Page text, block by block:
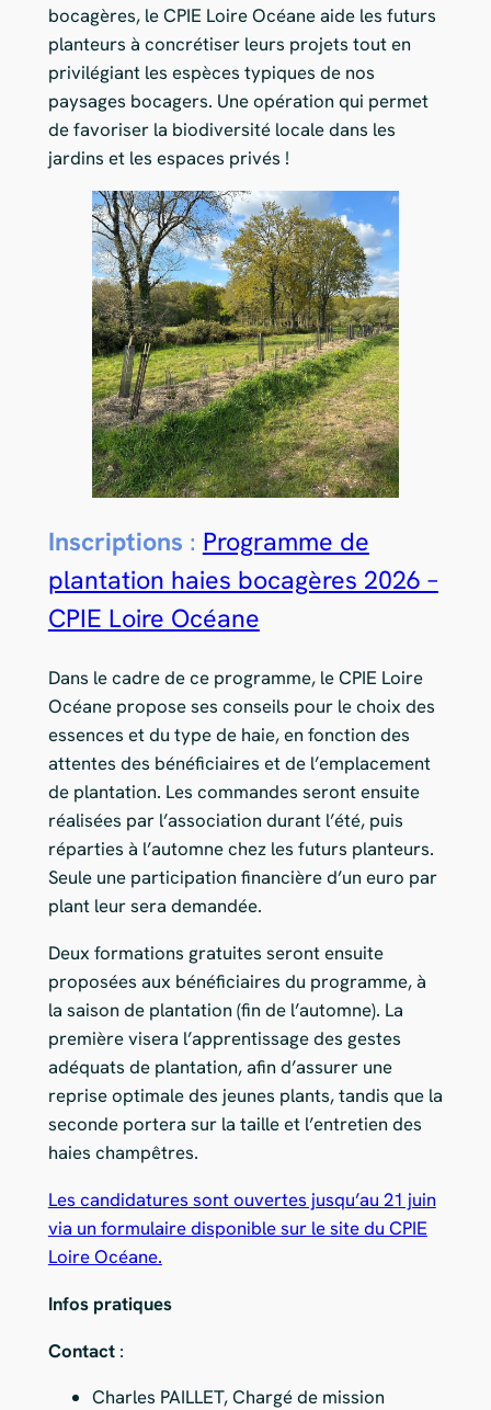
bocagères, le CPIE Loire Océane aide les futurs
planteurs à concrétiser leurs projets tout en
privilégiant les espèces typiques de nos
paysages bocagers. Une opération qui permet
de favoriser la biodiversité locale dans les
jardins et les espaces privés !
Inscriptions : Programme de
plantation haies bocagères 2026 –
CPIE Loire Océane
Dans le cadre de ce programme, le CPIE Loire
Océane propose ses conseils pour le choix des
essences et du type de haie, en fonction des
attentes des bénéficiaires et de l’emplacement
de plantation. Les commandes seront ensuite
réalisées par l’association durant l’été, puis
réparties à l’automne chez les futurs planteurs.
Seule une participation financière d’un euro par
plant leur sera demandée.
Deux formations gratuites seront ensuite
proposées aux bénéficiaires du programme, à
la saison de plantation (fin de l’automne). La
première visera l’apprentissage des gestes
adéquats de plantation, afin d’assurer une
reprise optimale des jeunes plants, tandis que la
seconde portera sur la taille et l’entretien des
haies champêtres.
Les candidatures sont ouvertes jusqu’au 21 juin
via un formulaire disponible sur le site du CPIE
Loire Océane.
Infos pratiques
Contact:
Charles PAILLET, Chargé de mission